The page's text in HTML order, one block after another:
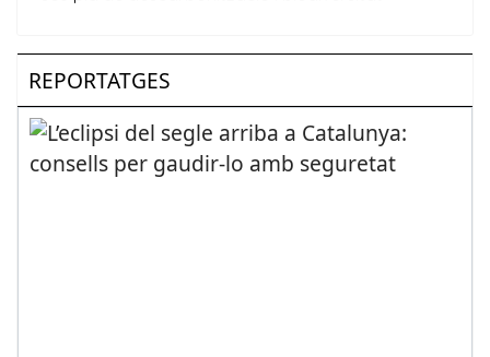
REPORTATGES